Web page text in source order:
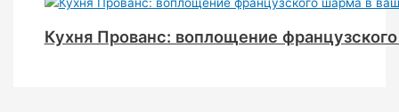
Кухня Прованс: воплощение